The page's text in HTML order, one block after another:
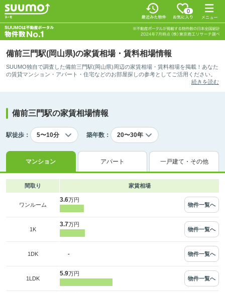
0
備前三門駅(岡山県)の家賃相場・賃料相場情報
SUUMO独自で調査した備前三門駅(岡山県)周辺の家賃相場・賃料相場を掲載！あなた
の賃貸マンション・アパート・住宅などのお部屋探しの参考としてご活用ください。
続きを読む
備前三門駅の家賃相場情報
駅徒歩： 築年数：
マンション アパート 一戸建て・その他
間取り 家賃相場
ワンルーム
3.6万円
物件一覧へ
1K
3.7万円
物件一覧へ
1DK - 物件一覧へ
1LDK
5.9万円
物件一覧へ